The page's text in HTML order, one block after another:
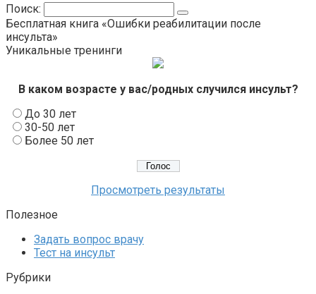
Поиск:
Бесплатная книга «Ошибки реабилитации после
инсульта»
Уникальные тренинги
В каком возрасте у вас/родных случился инсульт?
До 30 лет
30-50 лет
Более 50 лет
Просмотреть результаты
Полезное
Задать вопрос врачу
Тест на инсульт
Рубрики